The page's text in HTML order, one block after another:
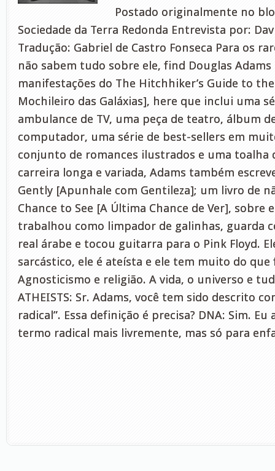
Postado originalmente no
Sociedade da Terra Redonda Entrevista por:
Tradução: Gabriel de Castro Fonseca Para os
não sabem tudo sobre ele, find Douglas
manifestações do The Hitchhiker’s Guide to
Mochileiro das Galáxias], here que inclui uma
ambulance de TV, uma peça de teatro, álbum
computador, uma série de best-sellers em
conjunto de romances ilustrados e uma toalha
carreira longa e variada, Adams também
Gently [Apunhale com Gentileza]; um livro de
Chance to See [A Última Chance de Ver], sobre
trabalhou como limpador de galinhas, guarda
real árabe e tocou guitarra para o Pink Floyd.
sarcástico, ele é ateísta e ele tem muito do
Agnosticismo e religião. A vida, o universo e
ATHEISTS: Sr. Adams, você tem sido descrito
radical”. Essa definição é precisa? DNA: Sim. Eu
termo radical mais livremente, mas só para